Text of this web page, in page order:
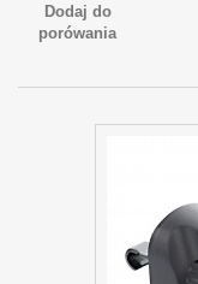
Dodaj do
porówania